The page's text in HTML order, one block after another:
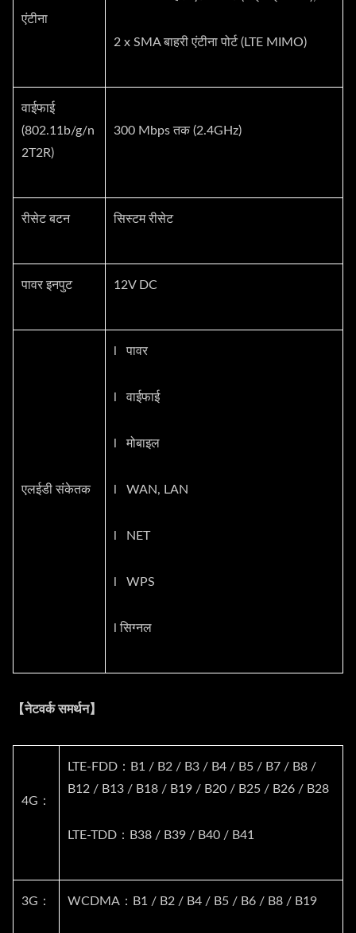
एंटीना
2 x SMA बाहरी एंटीना पोर्ट (LTE MIMO)
वाईफाई
(802.11b/g/n
2T2R)
300 Mbps तक (2.4GHz)
रीसेट बटन सिस्टम रीसेट
पावर इनपुट 12V DC
एलईडी संकेतक
l पावर
l वाईफाई
l मोबाइल
l WAN, LAN
l NET
l WPS
l सिग्नल
【नेटवर्क समर्थन】
4G：
LTE-FDD：B1 / B2 / B3 / B4 / B5 / B7 / B8 /
B12 / B13 / B18 / B19 / B20 / B25 / B26 / B28
LTE-TDD：B38 / B39 / B40 / B41
3G： WCDMA：B1 / B2 / B4 / B5 / B6 / B8 / B19